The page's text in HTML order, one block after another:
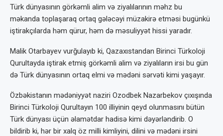
Türk dünyasının görkəmli alim və ziyalılarının məhz bu
məkanda toplaşaraq ortaq gələcəyi müzakirə etməsi bugünkü
iştirakçılarda həm qürur, həm də məsuliyyət hissi yaradır.
Malik Otarbayev vurğulayıb ki, Qazaxıstandan Birinci Türkoloji
Qurultayda iştirak etmiş görkəmli alim və ziyalıların irsi bu gün
də Türk dünyasının ortaq elmi və mədəni sərvəti kimi yaşayır.
Özbəkistanın mədəniyyət naziri Ozodbek Nazarbekov çıxışında
Birinci Türkoloji Qurultayın 100 illiyinin qeyd olunmasını bütün
Türk dünyası üçün əlamətdar hadisə kimi dəyərləndirib. O
bildirib ki, hər bir xalq öz milli kimliyini, dilini və mədəni irsini